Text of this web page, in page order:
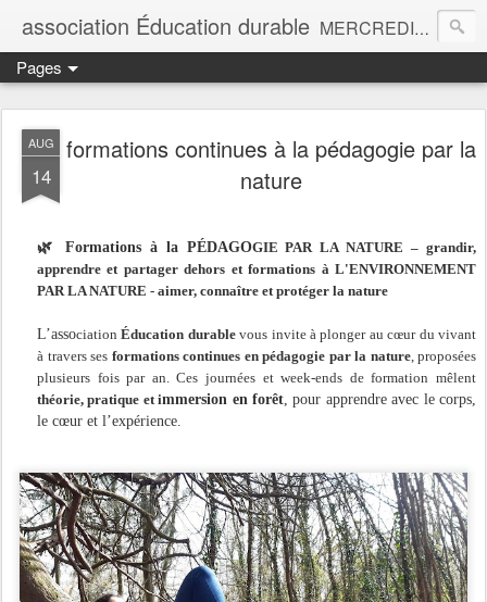
association Éducation durable MERCREDIS EN FORÊT 9h-15h pour les enfants de 4 à 8 ans et FORMATIONS À LA PÉDAGOGIE PAR LA NATURE dès septembre 2026
Pages
AUG
14
formations continues à la pédagogie par la
nature
🌿 Formations à la PÉDAGOGIE PAR LA NATURE – grandir,
apprendre et partager dehors et formations à L'ENVIRONNEMENT
PAR LA NATURE - aimer, connaître et protéger la nature
L’associationÉducation durablevous invite à plonger au cœur du vivant
à travers ses formations continues en pédagogie par la nature, proposées
plusieurs fois par an. Ces journées et week-ends de formation mêlent
théorie, pratique et immersion en forêt, pour apprendre avec le corps,
le cœur et l’expérience.